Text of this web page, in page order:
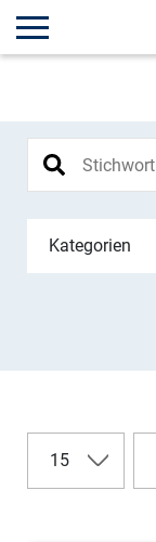
Kategorien
15